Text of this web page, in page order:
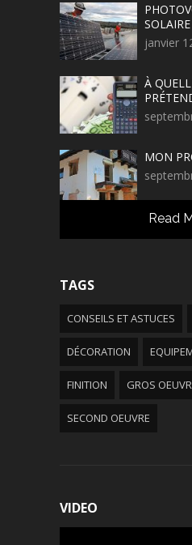
SOLAIRE
janvier
À
MON
Read
TAGS
CONSEILS ET ASTUCES
DÉCORATION
FINITION GROS
SECOND OEUVRE
VIDEO